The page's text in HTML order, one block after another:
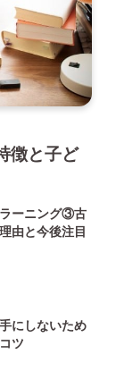
徴と子ど
ーニング③古
由と今後注目
にしないため
ツ